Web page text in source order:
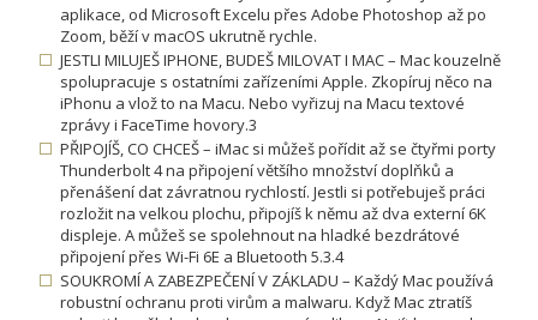
aplikace, od Microsoft Excelu přes Adobe Photoshop až po
Zoom, běží v macOS ukrutně rychle.
JESTLI MILUJEŠ IPHONE, BUDEŠ MILOVAT I MAC – Mac kouzelně
spolupracuje s ostatními zařízeními Apple. Zkopíruj něco na
iPhonu a vlož to na Macu. Nebo vyřizuj na Macu textové
zprávy i FaceTime hovory.3
PŘIPOJÍŠ, CO CHCEŠ – iMac si můžeš pořídit až se čtyřmi porty
Thunderbolt 4 na připojení většího množství doplňků a
přenášení dat závratnou rychlostí. Jestli si potřebuješ práci
rozložit na velkou plochu, připojíš k němu až dva externí 6K
displeje. A můžeš se spolehnout na hladké bezdrátové
připojení přes Wi-Fi 6E a Bluetooth 5.3.4
SOUKROMÍ A ZABEZPEČENÍ V ZÁKLADU – Každý Mac používá
robustní ochranu proti virům a malwaru. Když Mac ztratíš